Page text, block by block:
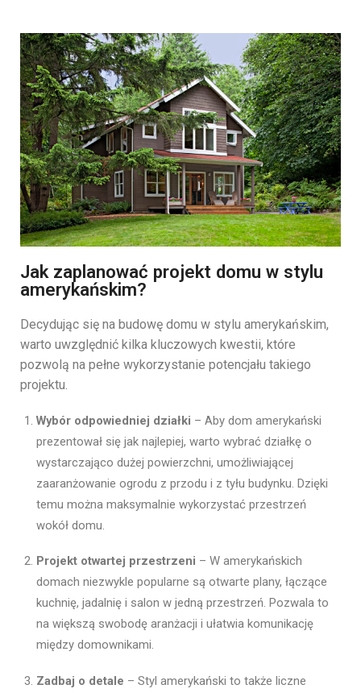
Jak zaplanować projekt domu w stylu
amerykańskim?
Decydując się na budowę domu w stylu amerykańskim,
warto uwzględnić kilka kluczowych kwestii, które
pozwolą na pełne wykorzystanie potencjału takiego
projektu.
Wybór odpowiedniej działki – Aby dom amerykański
prezentował się jak najlepiej, warto wybrać działkę o
wystarczająco dużej powierzchni, umożliwiającej
zaaranżowanie ogrodu z przodu i z tyłu budynku. Dzięki
temu można maksymalnie wykorzystać przestrzeń
wokół domu.
Projekt otwartej przestrzeni – W amerykańskich
domach niezwykle popularne są otwarte plany, łączące
kuchnię, jadalnię i salon w jedną przestrzeń. Pozwala to
na większą swobodę aranżacji i ułatwia komunikację
między domownikami.
Zadbaj o detale – Styl amerykański to także liczne